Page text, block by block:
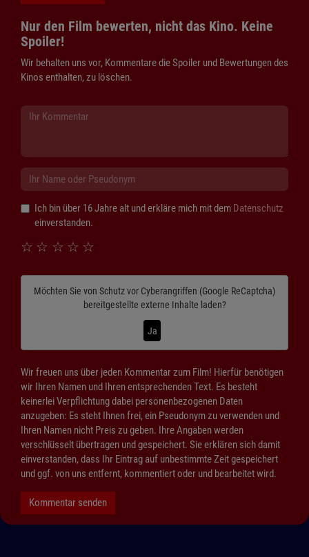
Nur den Film bewerten, nicht das Kino. Keine
Spoiler!
Wir behalten uns vor, Kommentare die Spoiler und Bewertungen des
Kinos enthalten, zu löschen.
Ich bin über 16 Jahre alt und erkläre mich mit dem Datenschutz
einverstanden.
☆
☆
☆
☆
☆
Möchten Sie von Schutz vor Cyberangriffen (Google ReCaptcha)
bereitgestellte externe Inhalte laden?
Ja
Wir freuen uns über jeden Kommentar zum Film! Hierfür benötigen
wir Ihren Namen und Ihren entsprechenden Text. Es besteht
keinerlei Verpflichtung dabei personenbezogenen Daten
anzugeben: Es steht Ihnen frei, ein Pseudonym zu verwenden und
Ihren Namen nicht Preis zu geben. Ihre Angaben werden
verschlüsselt übertragen und gespeichert. Sie erklären sich damit
einverstanden, dass Ihr Eintrag auf unbestimmte Zeit gespeichert
und ggf. von uns entfernt, kommentiert oder und bearbeitet wird.
Kommentar senden